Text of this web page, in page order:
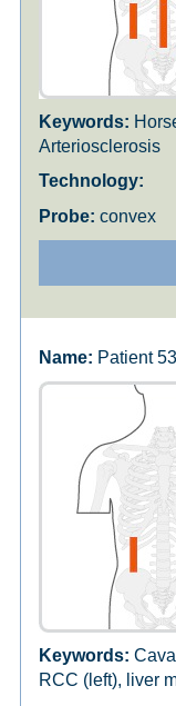
Arteriosclerosis
convex
Patient 53
RCC (left), liver